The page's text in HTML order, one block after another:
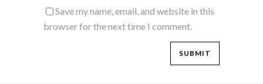
Save my name, email, and website in this
browser for the next time I comment.